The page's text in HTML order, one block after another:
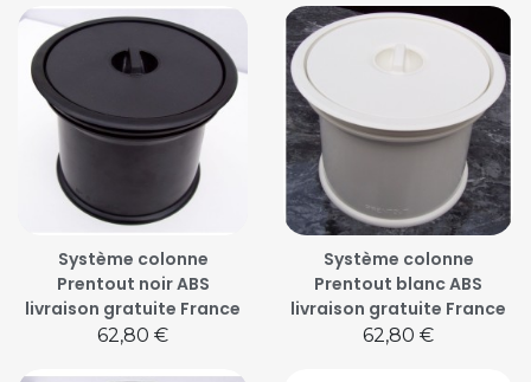
Système colonne
Prentout noir ABS
livraison gratuite France
Prix
62,80 €
Système colonne
Prentout blanc ABS
livraison gratuite France
Prix
62,80 €